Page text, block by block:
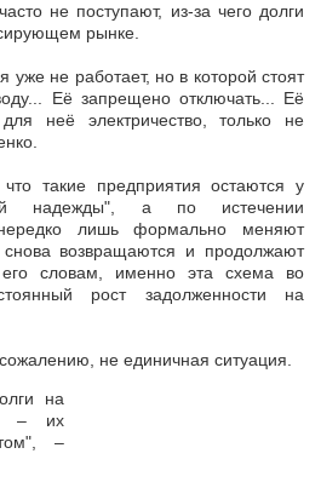
не поступают, из-за чего долги
рынке.
уже не работает, но в которой стоят
Её запрещено отключать... Её
неё электричество, только не
такие предприятия остаются у
надежды", а по истечении
нередко лишь формально меняют
возвращаются и продолжают
его словам, именно эта схема во
рост задолженности на
не единичная ситуация.
на
– их
–